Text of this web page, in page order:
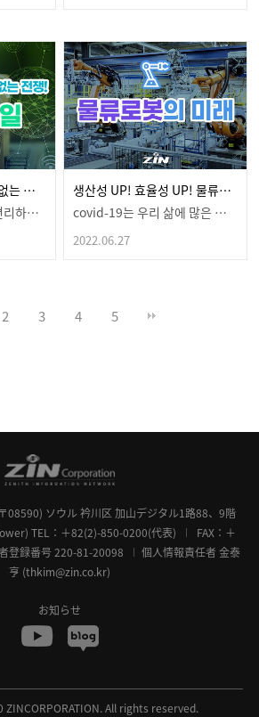
물류 유통 업계의 소리 없는 전쟁! 라스트마일을 잡아라
이용하면 이용할수록 편리하게 느껴지는 배송,편하고 빠르…
생산성 UP! 효율성 UP! 물류로봇의 미래
covid-19는 우리 삶에 많은 불편과 어려움을 주었…
2022.06.27
2 3 4 5
08590) ソウル 衿川区 加山デジタル1路88、9階
TEL：＋82(2)-850-0200(代表)
FAX：＋
登録番号 220-81-20098
個人情報責任者 金泰
亨 (thkim@zin.co.kr)
お知らせ
All rights reserved.